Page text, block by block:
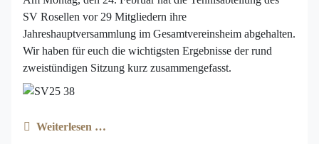
SV Rosellen vor 29 Mitgliedern ihre
Jahreshauptversammlung im Gesamtvereinsheim abgehalten.
Wir haben für euch die wichtigsten Ergebnisse der rund
zweistündigen Sitzung kurz zusammengefasst.
Weiterlesen …